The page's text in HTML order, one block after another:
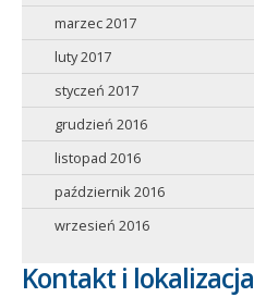
marzec 2017
luty 2017
styczeń 2017
grudzień 2016
listopad 2016
październik 2016
wrzesień 2016
Kontakt i lokalizacja